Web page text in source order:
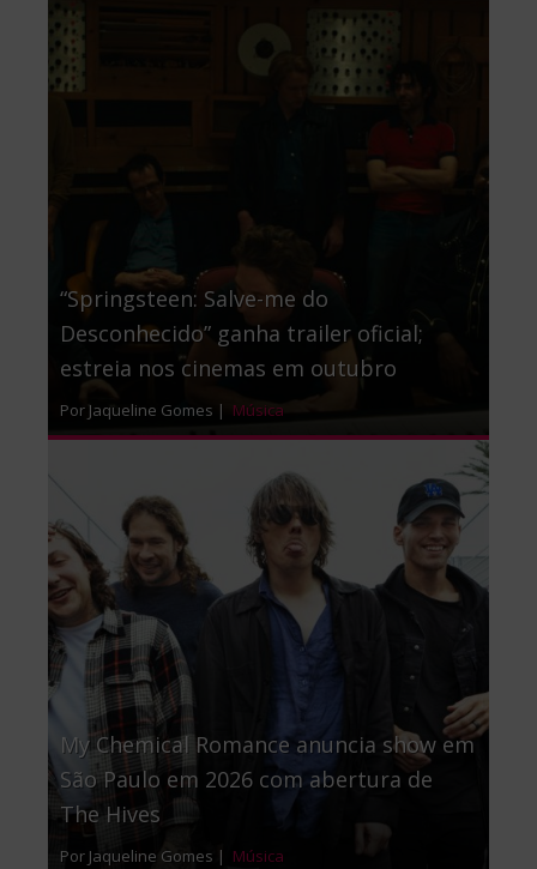
“Springsteen: Salve-me do
Desconhecido” ganha trailer oficial;
estreia nos cinemas em outubro
Por Jaqueline Gomes | Música
My Chemical Romance anuncia show em
São Paulo em 2026 com abertura de
The Hives
Por Jaqueline Gomes | Música